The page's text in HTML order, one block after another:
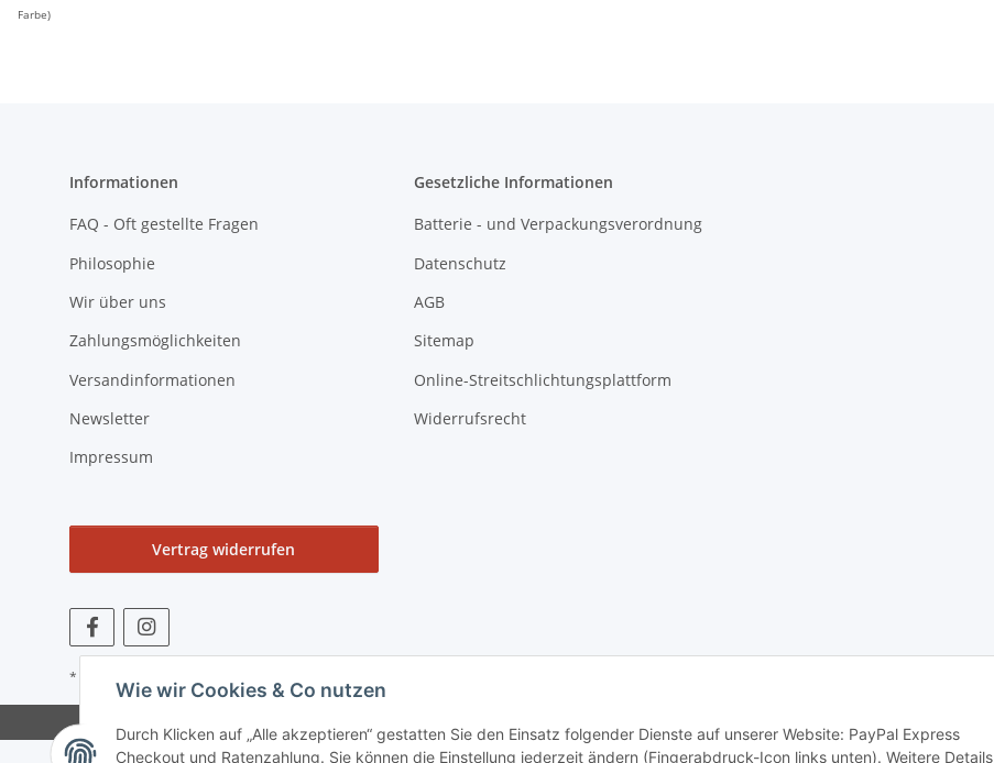
Wie wir Cookies & Co nutzen
Durch Klicken auf „Alle akzeptieren“ gestatten Sie den Einsatz folgender Dienste auf unserer Website: PayPal Express
Checkout und Ratenzahlung. Sie können die Einstellung jederzeit ändern (Fingerabdruck-Icon links unten). Weitere Details
Farbe)
Informationen
FAQ - Oft gestellte Fragen
Philosophie
Wir über uns
Zahlungsmöglichkeiten
Versandinformationen
Newsletter
Impressum
Gesetzliche Informationen
Batterie - und Verpackungsverordnung
Datenschutz
AGB
Sitemap
Online-Streitschlichtungsplattform
Widerrufsrecht
Vertrag widerrufen
* Alle Preise zzgl. gesetzlicher USt., zzgl.